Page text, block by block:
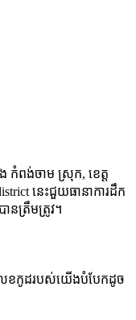
កំពង់ចាម ស្រុក, ខេត្ត
នេះជួយធានាការដឹក
ត្រឹមត្រូវ។
េខកូដរបស់យើងបំបែកដូច